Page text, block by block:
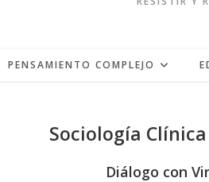
PENSAMIENTO COMPLEJO
Sociología
Diálogo con